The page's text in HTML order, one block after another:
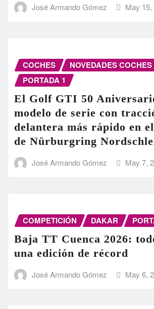
José Armando Gómez May 15,
COCHES
NOVEDADES COCHES
PORTADA 1
El Golf GTI 50
modelo de serie con
delantera más rápido en
de Nürburgring
José Armando Gómez May 7,
COMPETICIÓN DAKAR
Baja TT Cuenca 2026:
una edición de récord
José Armando Gómez May 6,